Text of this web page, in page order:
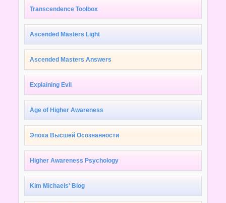
Transcendence Toolbox
Ascended Masters Light
Ascended Masters Answers
Explaining Evil
Age of Higher Awareness
Эпоха Высшей Осознанности
Higher Awareness Psychology
Kim Michaels' Blog